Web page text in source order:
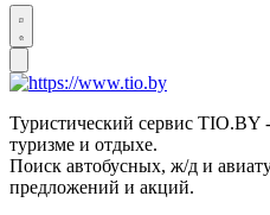
Туристический сервис
туризме и отдыхе.
Поиск автобусных, ж/д и
предложений и акций.